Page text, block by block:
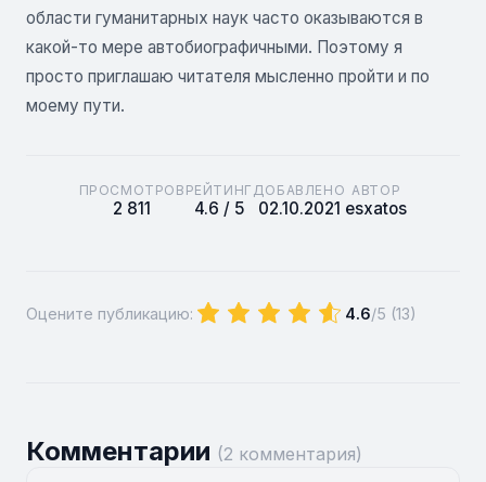
области гуманитарных наук часто оказываются в
какой-то мере автобиографичными. Поэтому я
просто приглашаю читателя мысленно пройти и по
моему пути.
ПРОСМОТРОВ
2 811
РЕЙТИНГ
4.6 / 5
ДОБАВЛЕНО
02.10.2021
АВТОР
esxatos
Оцените публикацию: 4.6/5 (13)
Комментарии (2 комментария)